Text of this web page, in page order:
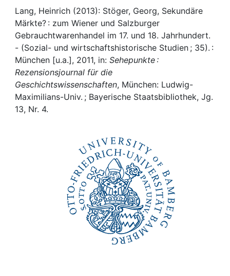
Lang, Heinrich (2013): Stöger, Georg, Sekundäre
Märkte? : zum Wiener und Salzburger
Gebrauchtwarenhandel im 17. und 18. Jahrhundert.
- (Sozial- und wirtschaftshistorische Studien ; 35). :
München [u.a.], 2011, in: Sehepunkte :
Rezensionsjournal für die
Geschichtswissenschaften, München: Ludwig-
Maximilians-Univ. ; Bayerische Staatsbibliothek, Jg.
13, Nr. 4.